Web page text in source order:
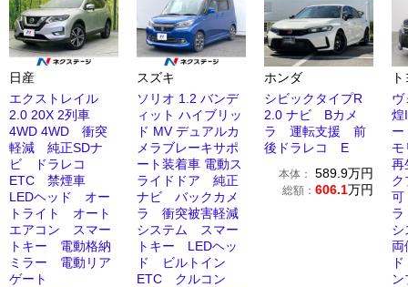
日産
エクストレイル
2.0 20X 2列車
4WD 4WD 衝突
軽減 純正SDナ
ビ ドラレコ
ETC 禁煙車
LEDヘッド オー
トライト オート
エアコン スマー
トキー 電動格納
ミラー 電動リア
ゲート
スズキ
ソリオ 1.2 バンデ
ィット ハイブリッ
ド MV デュアルカ
メラブレーキサポ
ート装着車 電動ス
ライドドア 純正
ナビ バックカメ
ラ 衝突被害軽減
システム スマー
トキー LEDヘッ
ド ビルトイン
ETC クルコン
ホンダ
シビックタイプR
2.0 ナビ Bカメ
ラ 運転支援 前
後ドラレコ E
本体： 589.9万円
総額： 606.1万円
ヴ
煌
再
ク
両